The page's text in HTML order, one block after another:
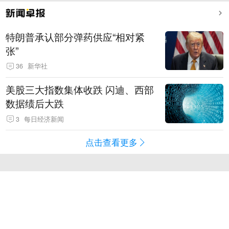
特朗普承认部分弹药供应“相对紧
张”
36 新华社
美股三大指数集体收跌 闪迪、西部
数据绩后大跌
3 每日经济新闻
点击查看更多